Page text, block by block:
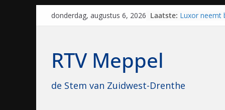
donderdag, augustus 6, 2026 Laatste: Luxor neemt
van vissport:
RTV Meppel
de Stem van Zuidwest-Drenthe